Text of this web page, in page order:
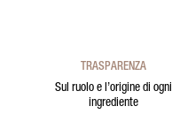
TRASPARENZA
Sul ruolo e l’origine di ogni
ingrediente